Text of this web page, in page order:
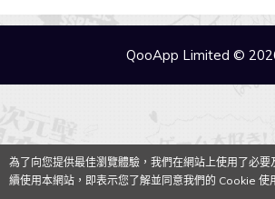
QooApp Limited ©
為了向您提供最佳瀏覽體驗，我們在網站上使用了必
續使用本網站，即表示您了解並同意我們的 Cookie 使